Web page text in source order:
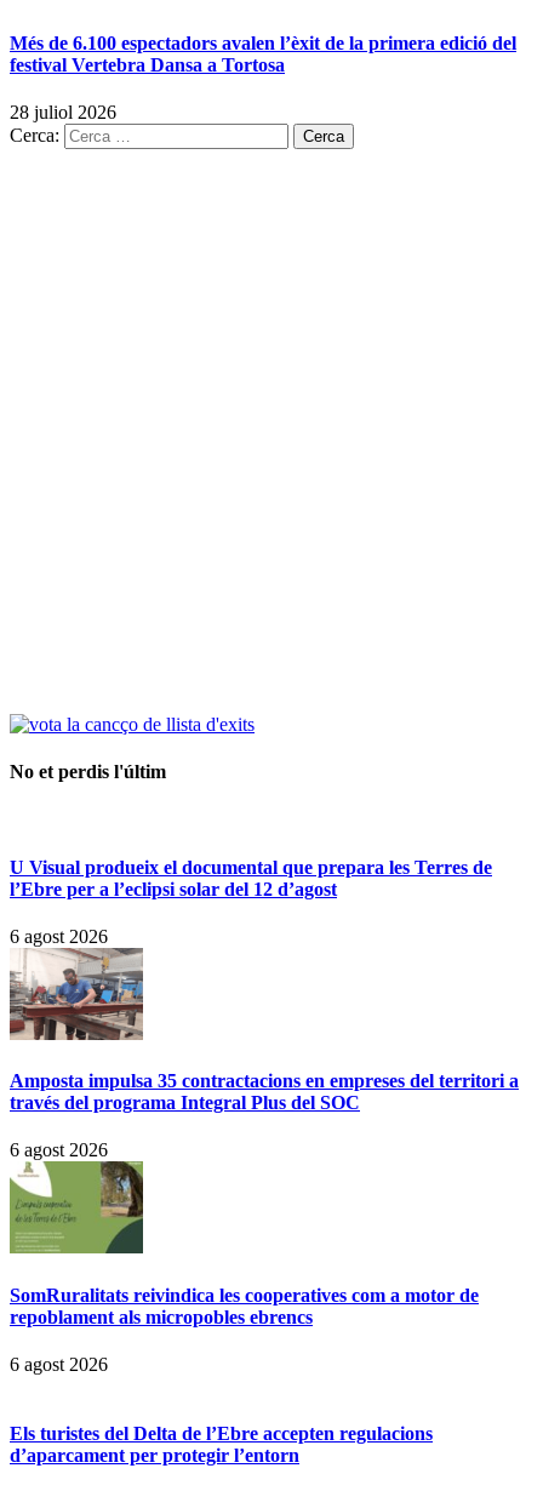
Més de 6.100 espectadors avalen l’èxit de la primera edició del
festival Vertebra Dansa a Tortosa
28 juliol 2026
Cerca:
No et perdis l'últim
U Visual produeix el documental que prepara les Terres de
l’Ebre per a l’eclipsi solar del 12 d’agost
6 agost 2026
Amposta impulsa 35 contractacions en empreses del territori a
través del programa Integral Plus del SOC
6 agost 2026
SomRuralitats reivindica les cooperatives com a motor de
repoblament als micropobles ebrencs
6 agost 2026
Els turistes del Delta de l’Ebre accepten regulacions
d’aparcament per protegir l’entorn